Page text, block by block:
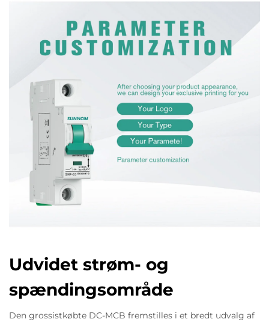
Udvidet strøm- og
spændingsområde
Den grossistkøbte DC-MCB fremstilles i et bredt udvalg af